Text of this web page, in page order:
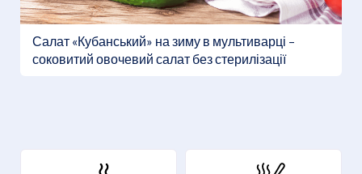
Салат «Кубанський» на зиму в мультиварці –
соковитий овочевий салат без стерилізації